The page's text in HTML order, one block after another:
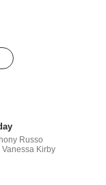
Russo
Kirby